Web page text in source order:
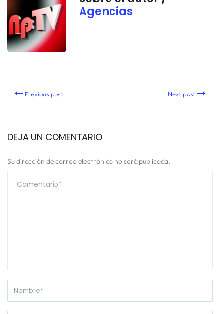
Agencias
Previous post Next post
DEJA UN COMENTARIO
Su dirección de correo electrónico no será publicada.